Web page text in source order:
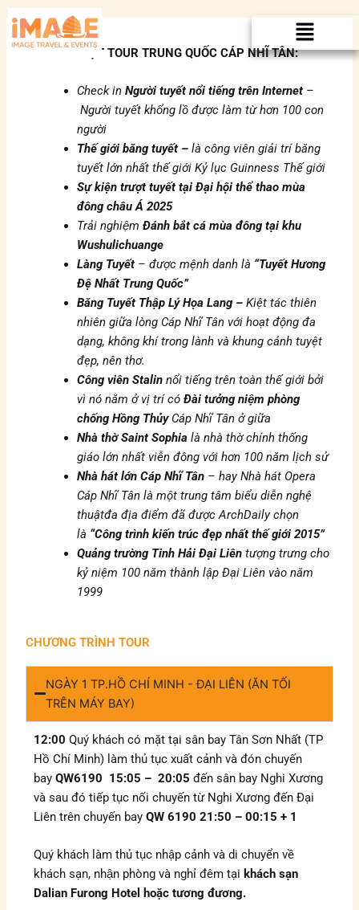
Nhảy
tới
nội
Menu
ĐIỂM NỔI BẬT TOUR TRUNG QUỐC CÁP NHĨ TÂN:
Check in Người tuyết nổi tiếng trên Internet –
Người tuyết khổng lồ được làm từ hơn 100 con
người
Thế giới băng tuyết –là công viên giải trí băng
tuyết lớn nhất thế giớiKỷ lục Guinness Thế giới
Sự kiện trượt tuyết tại Đại hội thể thao mùa
đông châu Á 2025
Trải nghiệm Đánh bắt cá mùa đông tại khu
Wushulichuange
Làng Tuyết – được mệnh danh là “Tuyết Hương
Đệ Nhất Trung Quốc”
Băng Tuyết Thập Lý Họa Lang –Kiệt tác thiên
nhiên giữa lòng Cáp Nhĩ Tân với hoạt động đa
dạng, không khí trong lành và khung cảnh tuyệt
đẹp, nên thơ.
Công viên Stalin nổi tiếng trên toàn thế giới bởi
vì nó nằm ở vị trí cóĐài tưởng niệm phòng
chống Hồng ThủyCáp Nhĩ Tân ở giữa
Nhà thờ Saint Sophialà nhà thờ chính thống
giáo lớn nhất viễn đông với hơn 100 năm lịch sử
Nhà hát lớn Cáp Nhĩ Tân – hay Nhà hát Opera
Cáp Nhĩ Tânlà một trung tâm biểu diễn nghệ
thuậtđa địa điểm đã được ArchDaily chọn
là “Công trình kiến trúc đẹp nhất thế giới 2015”
Quảng trường Tinh Hải Đại Liên tượng trưng cho
kỷ niệm 100 năm thành lập Đại Liên vào năm
1999
CHƯƠNG TRÌNH TOUR
NGÀY 1 TP.HỒ CHÍ MINH - ĐẠI LIÊN (ĂN TỐI
TRÊN MÁY BAY)
12:00 Quý khách có mặt tại sân bay Tân Sơn Nhất (TP
Hồ Chí Minh) làm thủ tục xuất cảnh và đón chuyến
bayQW6190 15:05 – 20:05 đến sân bay Nghi Xương
và sau đó tiếp tục nối chuyến từ Nghi Xương đến Đại
Liên trên chuyến bayQW 6190 21:50 – 00:15 + 1
Quý khách làm thủ tục nhập cảnh và di chuyển về
khách sạn, nhận phòng và nghỉ đêm tại khách sạn
Dalian Furong Hotel hoặc tương đương.